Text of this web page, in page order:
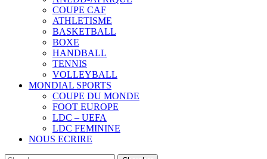
COUPE CAF
ATHLETISME
BASKETBALL
BOXE
HANDBALL
TENNIS
VOLLEYBALL
MONDIAL SPORTS
COUPE DU MONDE
FOOT EUROPE
LDC – UEFA
LDC FEMININE
NOUS ECRIRE